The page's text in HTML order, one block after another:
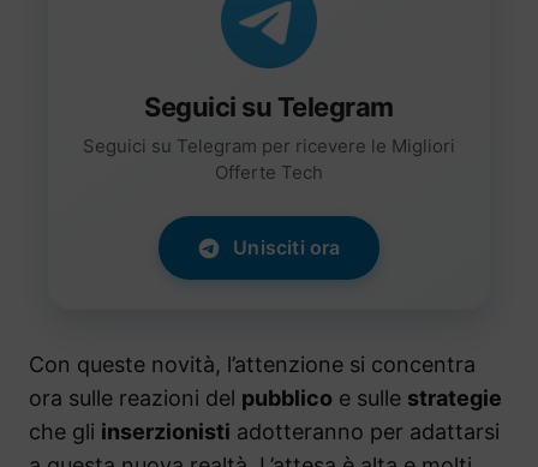
Seguici su Telegram
Seguici su Telegram per ricevere le Migliori
Offerte Tech
Unisciti ora
Con queste novità, l’attenzione si concentra
ora sulle reazioni del pubblico e sulle strategie
che gli inserzionisti adotteranno per adattarsi